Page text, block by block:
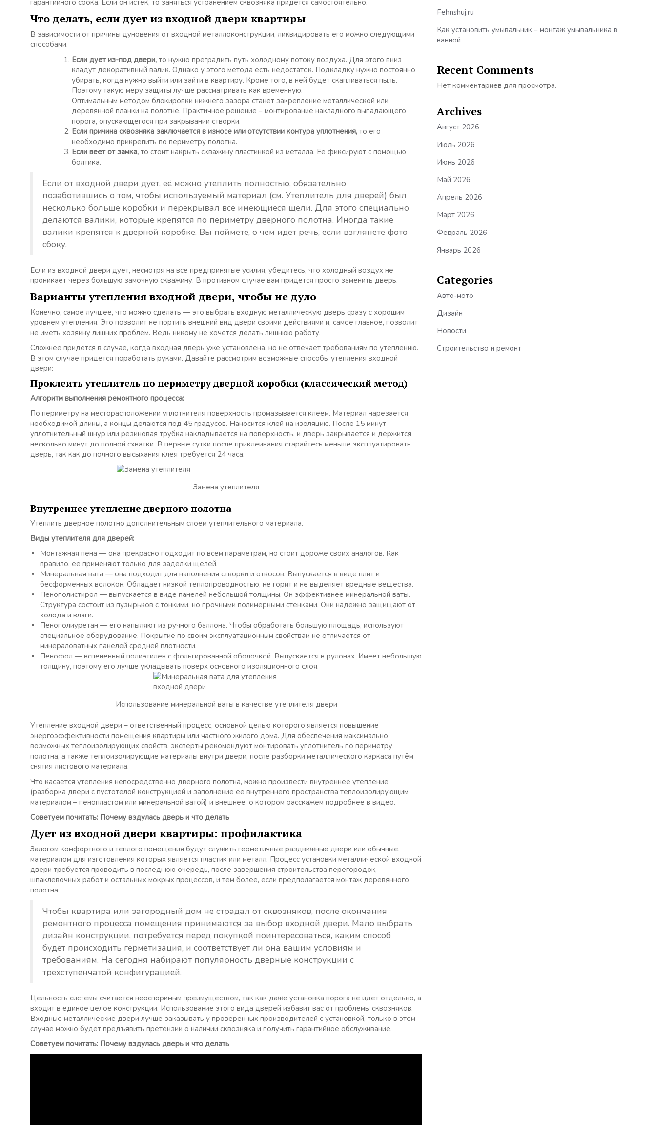
гарантийного срока. Если он истёк, то заняться устранением сквозняка придётся самостоятельно.
Что делать, если дует из входной двери квартиры
В зависимости от причины дуновения от входной металлоконструкции, ликвидировать его можно следующими
способами.
Если дует из-под двери, то нужно преградить путь холодному потоку воздуха. Для этого вниз
кладут декоративный валик. Однако у этого метода есть недостаток. Подкладку нужно постоянно
убирать, когда нужно выйти или зайти в квартиру. Кроме того, в ней будет скапливаться пыль.
Поэтому такую меру защиты лучше рассматривать как временную.
Оптимальным методом блокировки нижнего зазора станет закрепление металлической или
деревянной планки на полотне. Практичное решение – монтирование накладного выпадающего
порога, опускающегося при закрывании створки.
Если причина сквозняка заключается в износе или отсутствии контура уплотнения, то его
необходимо прикрепить по периметру полотна.
Если веет от замка, то стоит накрыть скважину пластинкой из металла. Её фиксируют с помощью
болтика.
Если от входной двери дует, её можно утеплить полностью, обязательно
позаботившись о том, чтобы используемый материал (см. Утеплитель для дверей) был
несколько больше коробки и перекрывал все имеющиеся щели. Для этого специально
делаются валики, которые крепятся по периметру дверного полотна. Иногда такие
валики крепятся к дверной коробке. Вы поймете, о чем идет речь, если взглянете фото
сбоку.
Если из входной двери дует, несмотря на все предпринятые усилия, убедитесь, что холодный воздух не
проникает через большую замочную скважину. В противном случае вам придется просто заменить дверь.
Варианты утепления входной двери, чтобы не дуло
Конечно, самое лучшее, что можно сделать — это выбрать входную металлическую дверь сразу с хорошим
уровнем утепления. Это позволит не портить внешний вид двери своими действиями и, самое главное, позволит
не иметь хозяину лишних проблем. Ведь никому не хочется делать лишнюю работу.
Сложнее придется в случае, когда входная дверь уже установлена, но не отвечает требованиям по утеплению.
В этом случае придется поработать руками. Давайте рассмотрим возможные способы утепления входной
двери:
Проклеить утеплитель по периметру дверной коробки (классический метод)
Алгоритм выполнения ремонтного процесса:
По периметру на месторасположении уплотнителя поверхность промазывается клеем. Материал нарезается
необходимой длины, а концы делаются под 45 градусов. Наносится клей на изоляцию. После 15 минут
уплотнительный шнур или резиновая трубка накладывается на поверхность, и дверь закрывается и держится
несколько минут до полной схватки. В первые сутки после приклеивания старайтесь меньше эксплуатировать
дверь, так как до полного высыхания клея требуется 24 часа.
Замена утеплителя
Внутреннее утепление дверного полотна
Утеплить дверное полотно дополнительным слоем утеплительного материала.
Виды утеплителя для дверей:
Монтажная пена — она прекрасно подходит по всем параметрам, но стоит дороже своих аналогов. Как
правило, ее применяют только для заделки щелей.
Минеральная вата — она подходит для наполнения створки и откосов. Выпускается в виде плит и
бесформенных волокон. Обладает низкой теплопроводностью, не горит и не выделяет вредные вещества.
Пенополистирол — выпускается в виде панелей небольшой толщины. Он эффективнее минеральной ваты.
Структура состоит из пузырьков с тонкими, но прочными полимерными стенками. Они надежно защищают от
холода и влаги.
Пенополиуретан — его напыляют из ручного баллона. Чтобы обработать большую площадь, используют
специальное оборудование. Покрытие по своим эксплуатационным свойствам не отличается от
минераловатных панелей средней плотности.
Пенофол — вспененный полиэтилен с фольгированной оболочкой. Выпускается в рулонах. Имеет небольшую
толщину, поэтому его лучше укладывать поверх основного изоляционного слоя.
Использование минеральной ваты в качестве утеплителя двери
Утепление входной двери – ответственный процесс, основной целью которого является повышение
энергоэффективности помещения квартиры или частного жилого дома. Для обеспечения максимально
возможных теплоизолирующих свойств, эксперты рекомендуют монтировать уплотнитель по периметру
полотна, а также теплоизолирующие материалы внутри двери, после разборки металлического каркаса путём
снятия листового материала.
Что касается утепления непосредственно дверного полотна, можно произвести внутреннее утепление
(разборка двери с пустотелой конструкцией и заполнение ее внутреннего пространства теплоизолирующим
материалом – пенопластом или минеральной ватой) и внешнее, о котором расскажем подробнее в видео.
Советуем почитать: Почему вздулась дверь и что делать
Дует из входной двери квартиры: профилактика
Залогом комфортного и теплого помещения будут служить герметичные раздвижные двери или обычные,
материалом для изготовления которых является пластик или металл. Процесс установки металлической входной
двери требуется проводить в последнюю очередь, после завершения строительства перегородок,
шпаклевочных работ и остальных мокрых процессов, и тем более, если предполагается монтаж деревянного
полотна.
Чтобы квартира или загородный дом не страдал от сквозняков, после окончания
ремонтного процесса помещения принимаются за выбор входной двери. Мало выбрать
дизайн конструкции, потребуется перед покупкой поинтересоваться, каким способ
будет происходить герметизация, и соответствует ли она вашим условиям и
требованиям. На сегодня набирают популярность дверные конструкции с
трехступенчатой конфигурацией.
Цельность системы считается неоспоримым преимуществом, так как даже установка порога не идет отдельно, а
входит в единое целое конструкции. Использование этого вида дверей избавит вас от проблемы сквозняков.
Входные металлические двери лучше заказывать у проверенных производителей с установкой, только в этом
случае можно будет предъявить претензии о наличии сквозняка и получить гарантийное обслуживание.
Советуем почитать: Почему вздулась дверь и что делать
Fehnshuj.ru
Как установить умывальник – монтаж умывальника в
ванной
Recent Comments
Нет комментариев для просмотра.
Archives
Август 2026
Июль 2026
Июнь 2026
Май 2026
Апрель 2026
Март 2026
Февраль 2026
Январь 2026
Categories
Авто-мото
Дизайн
Новости
Строительство и ремонт